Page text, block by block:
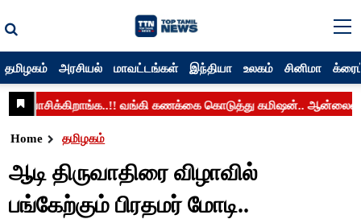
தமிழகம் அரசியல் மாவட்டங்கள் இந்தியா உலகம் சினிமா
Home தமிழகம்
ஆடி திருவாதிரை விழாவில்
பங்கேற்கும் பிரதமர் மோடி..